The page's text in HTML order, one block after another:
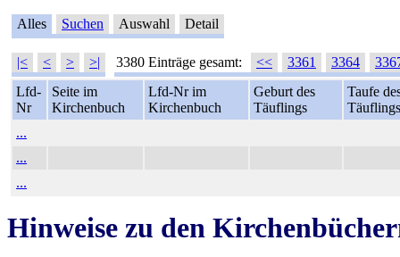
Alles Suchen Auswahl Detail
|< < > >| 3380 Einträge gesamt: << 3361 3364
Lfd-
Nr
Seite im
Kirchenbuch
Lfd-Nr im
Kirchenbuch
Geburt des
Täuflings
Taufe
Täuflings
...
...
...
Hinweise zu den